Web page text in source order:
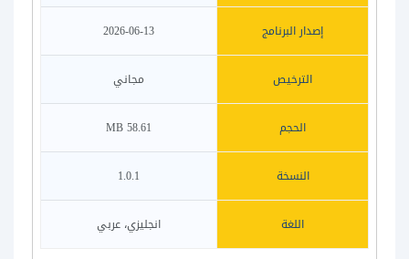
إصدار البرنامج 2026-06-13
الترخيص مجاني
الحجم 58.61 MB
النسخة 1.0.1
اللغة انجليزي، عربي